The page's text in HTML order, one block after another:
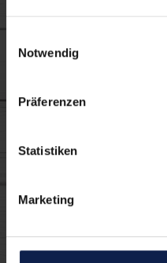
Notwendig
Präferenzen
Statistiken
Marketing
Gläser mit dem
tauchen und dann
eher süß magst –
Die